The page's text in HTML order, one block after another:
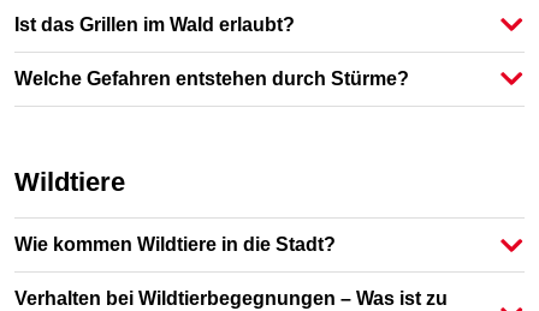
Ist das Grillen im Wald erlaubt?
Welche Gefahren entstehen durch Stürme?
Wildtiere
Wie kommen Wildtiere in die Stadt?
Verhalten bei Wildtierbegegnungen – Was ist zu